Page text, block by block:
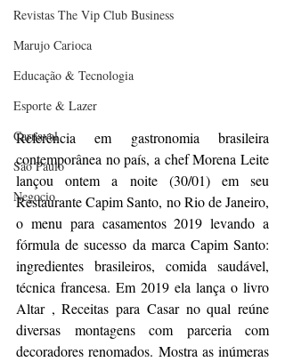
Revistas The Vip Club Business
Marujo Carioca
Educação & Tecnologia
Esporte & Lazer
Carnaval
São Paulo
Negocio
Referência em gastronomia brasileira
contemporânea no país, a chef Morena Leite
lançou ontem a noite (30/01) em seu
Restaurante Capim Santo, no Rio de Janeiro,
o menu para casamentos 2019 levando a
fórmula de sucesso da marca Capim Santo:
ingredientes brasileiros, comida saudável,
técnica francesa. Em 2019 ela lança o livro
Altar , Receitas para Casar no qual reúne
diversas montagens com parceria com
decoradores renomados. Mostra as inúmeras